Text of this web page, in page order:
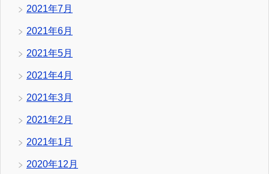
2021年7月
2021年6月
2021年5月
2021年4月
2021年3月
2021年2月
2021年1月
2020年12月